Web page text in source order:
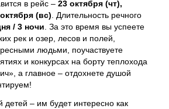
в рейс – 23 октября (чт),
(вс) . Длительность речного
/ 3 ночи За это время вы успеете
рек и озер, лесов и полей,
людьми, поучаствуете
и конкурсах на борту теплохода
а главное – отдохнете душой
– им будет интересно как